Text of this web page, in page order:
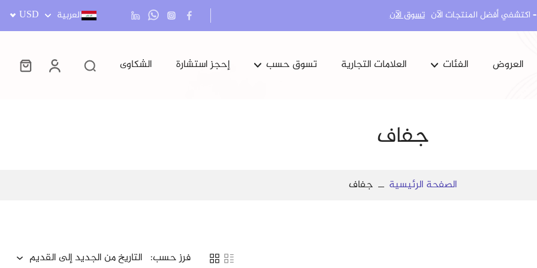
تسوق الآن العربية USD
العروض الفئات
المكملات الغذائية
العلامات التجارية تسوق حسب إحجز استشارة الشكاوى
جفاف
الصفحة الرئيسية جفاف
فرز حسب: